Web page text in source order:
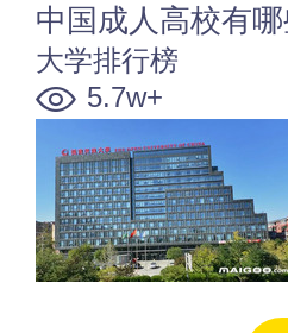
中国成人高校有
大学排行榜
5.7w+